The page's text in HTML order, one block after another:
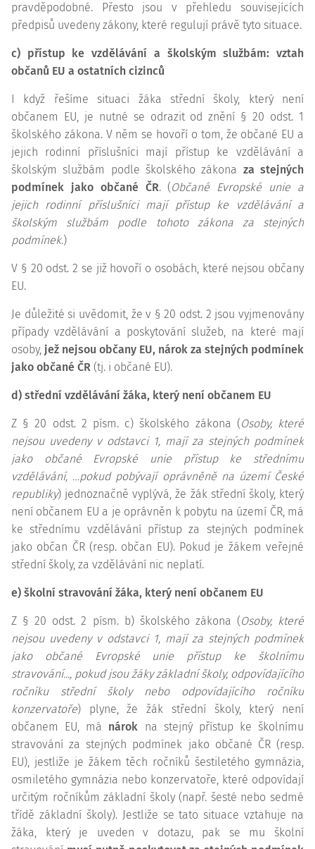
pravděpodobné. Přesto jsou v přehledu souvisejících
předpisů uvedeny zákony, které regulují právě tyto situace.
c) přístup ke vzdělávání a školským službám: vztah
občanů EU a ostatních cizinců
I když řešíme situaci žáka střední školy, který není
občanem EU, je nutné se odrazit od znění § 20 odst. 1
školského zákona. V něm se hovoří o tom, že občané EU a
jejich rodinní příslušníci mají přístup ke vzdělávání a
školským službám podle školského zákona za stejných
podmínek jako občané ČR. (Občané Evropské unie a
jejich rodinní příslušníci mají přístup ke vzdělávání a
školským službám podle tohoto zákona za stejných
podmínek.)
V § 20 odst. 2 se již hovoří o osobách, které nejsou občany
EU.
Je důležité si uvědomit, že v § 20 odst. 2 jsou vyjmenovány
případy vzdělávání a poskytování služeb, na které mají
osoby, jež nejsou občany EU, nárok za stejných podmínek
jako občané ČR (tj. i občané EU).
d) střední vzdělávání žáka, který není občanem EU
Z § 20 odst. 2 písm. c) školského zákona (Osoby, které
nejsou uvedeny v odstavci 1, mají za stejných podmínek
jako občané Evropské unie přístup ke střednímu
vzdělávání, …pokud pobývají oprávněně na území České
republiky) jednoznačně vyplývá, že žák střední školy, který
není občanem EU a je oprávněn k pobytu na území ČR, má
ke střednímu vzdělávání přístup za stejných podmínek
jako občan ČR (resp. občan EU). Pokud je žákem veřejné
střední školy, za vzdělávání nic neplatí.
e) školní stravování žáka, který není občanem EU
Z § 20 odst. 2 písm. b) školského zákona (Osoby, které
nejsou uvedeny v odstavci 1, mají za stejných podmínek
jako občané Evropské unie přístup ke školnímu
stravování..., pokud jsou žáky základní školy, odpovídajícího
ročníku střední školy nebo odpovídajícího ročníku
konzervatoře) plyne, že žák střední školy, který není
občanem EU, má nárok na stejný přístup ke školnímu
stravování za stejných podmínek jako občané ČR (resp.
EU), jestliže je žákem těch ročníků šestiletého gymnázia,
osmiletého gymnázia nebo konzervatoře, které odpovídají
určitým ročníkům základní školy (např. šesté nebo sedmé
třídě základní školy). Jestliže se tato situace vztahuje na
žáka, který je uveden v dotazu, pak se mu školní